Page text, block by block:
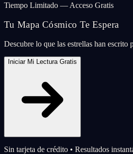
Tiempo Limitado — Acceso Gratis
Tu Mapa Cósmico Te Espera
Descubre lo que las estrellas han escrito
Iniciar Mi Lectura Gratis
Sin tarjeta de crédito • Resultados